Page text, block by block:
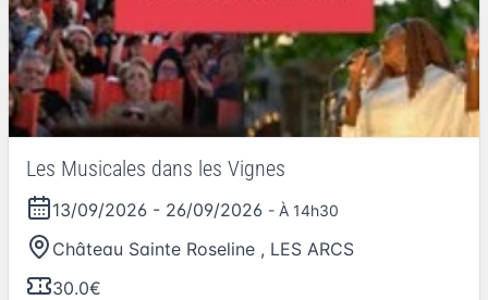
Les Musicales dans les Vignes
13/09/2026 - 26/09/2026 - À 14h30
Château Sainte Roseline , LES ARCS
30.0€